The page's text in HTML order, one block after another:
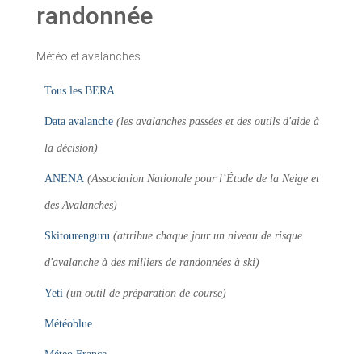
randonnée
Météo et avalanches
Tous les BERA
Data avalanche (les avalanches passées et des outils d'aide à
la décision)
ANENA (Association Nationale pour l’Étude de la Neige et
des Avalanches)
Skitourenguru (attribue chaque jour un niveau de risque
d'avalanche à des milliers de randonnées à ski)
Yeti (un outil de préparation de course)
Météoblue